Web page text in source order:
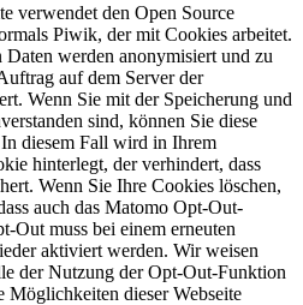
verwendet den Open Source
Piwik, der mit Cookies arbeitet.
werden anonymisiert und zu
auf dem Server der
Wenn Sie mit der Speicherung und
sind, können Sie diese
diesem Fall wird in Ihrem
hinterlegt, der verhindert, dass
Wenn Sie Ihre Cookies löschen,
auch das Matomo Opt-Out-
Out muss bei einem erneuten
aktiviert werden. Wir weisen
der Nutzung der Opt-Out-Funktion
Möglichkeiten dieser Webseite